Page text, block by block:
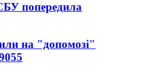
попередила
на "допомозі"